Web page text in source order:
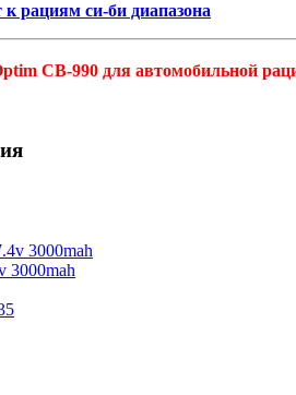
к рациям си-би диапазона
CB-990 для автомобильной
3000mah